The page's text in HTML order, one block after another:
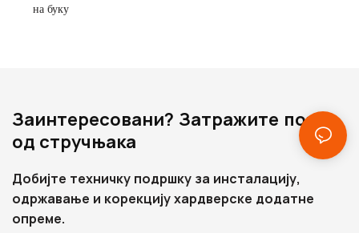
на буку
Заинтересовани? Затражите позив
од стручњака
Добијте техничку подршку за инсталацију,
одржавање и корекцију хардверске додатне
опреме.